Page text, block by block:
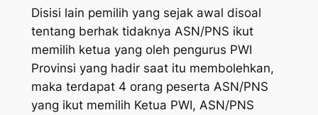
Disisi lain pemilih yang sejak awal disoal
tentang berhak tidaknya ASN/PNS ikut
memilih ketua yang oleh pengurus PWI
Provinsi yang hadir saat itu membolehkan,
maka terdapat 4 orang peserta ASN/PNS
yang ikut memilih Ketua PWI, ASN/PNS